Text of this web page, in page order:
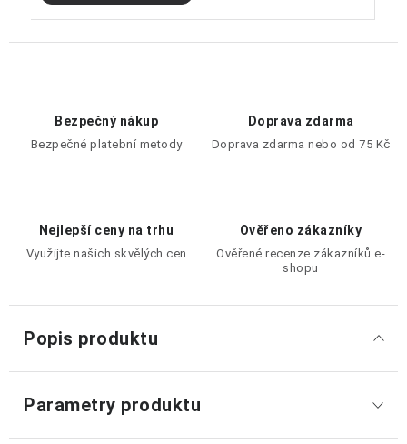
Bezpečný nákup
Bezpečné platební metody
Doprava zdarma
Doprava zdarma nebo od 75 Kč
Nejlepší ceny na trhu
Využijte našich skvělých cen
Ověřeno zákazníky
Ověřené recenze zákazníků e-
shopu
Popis produktu
Parametry produktu